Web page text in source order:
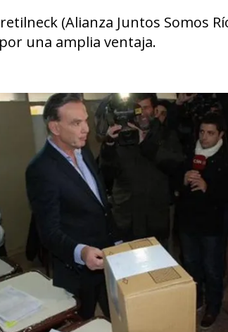
(Alianza Juntos Somos
una amplia ventaja.